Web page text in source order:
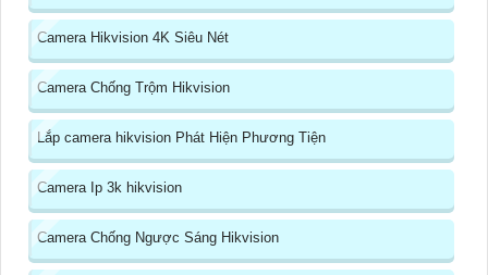
Camera Hikvision 4K Siêu Nét
Camera Chống Trộm Hikvision
Lắp camera hikvision Phát Hiện Phương Tiện
Camera Ip 3k hikvision
Camera Chống Ngược Sáng Hikvision